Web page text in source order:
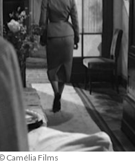
Camélia Films